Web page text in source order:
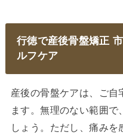
行徳で産後骨盤矯正
ルフケア
産後の骨盤ケアは、ご自
ます。無理のない範囲で
しょう。ただし、痛み